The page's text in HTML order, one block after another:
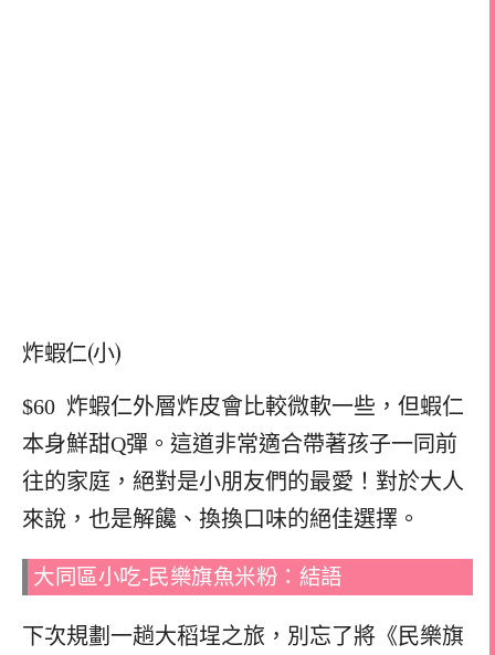
炸蝦仁(小)
$60 炸蝦仁外層炸皮會比較微軟一些，但蝦仁
本身鮮甜Q彈。這道非常適合帶著孩子一同前
往的家庭，絕對是小朋友們的最愛！對於大人
來說，也是解饞、換換口味的絕佳選擇。
大同區小吃-民樂旗魚米粉：結語
下次規劃一趟大稻埕之旅，別忘了將《民樂旗